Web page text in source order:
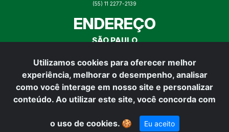
Utilizamos cookies para oferecer melhor
experiência, melhorar o desempenho, analisar
como você interage em nosso site e personalizar
conteúdo. Ao utilizar este site, você concorda com
o uso de cookies. 🍪 Eu aceito
(55) 11 2277-2139
ENDEREÇO
SÃO PAULO
BRAGANÇA PAULISTA
RUA PADRE VITOR N° 165,
REDES SOCIAIS